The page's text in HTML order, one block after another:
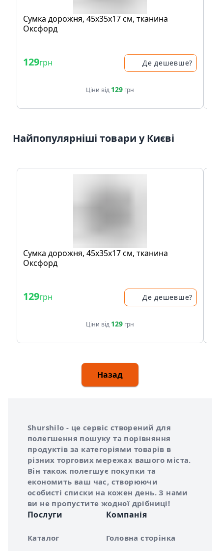
Сумка доpожня, 45х35х17 см, тканина
Оксфорд
129грн Де дешевше?
Ціни від 129 грн
Найпопулярніші товари у Києві
Сумка доpожня, 45х35х17 см, тканина
Оксфорд
129грн Де дешевше?
Ціни від 129 грн
Назад
Про сервіс Shurshilo
Shurshilo - це сервіс створений для
полегшення пошуку та порівняння
продуктів за категоріями товарів в
різних торгових мережах вашого міста.
Він також полегшує покупки та
економить ваш час, створюючи
особисті списки на кожен день. З нами
ви не пропустите жодної дрібниці!
Послуги
Каталог
Компанія
Головна сторінка